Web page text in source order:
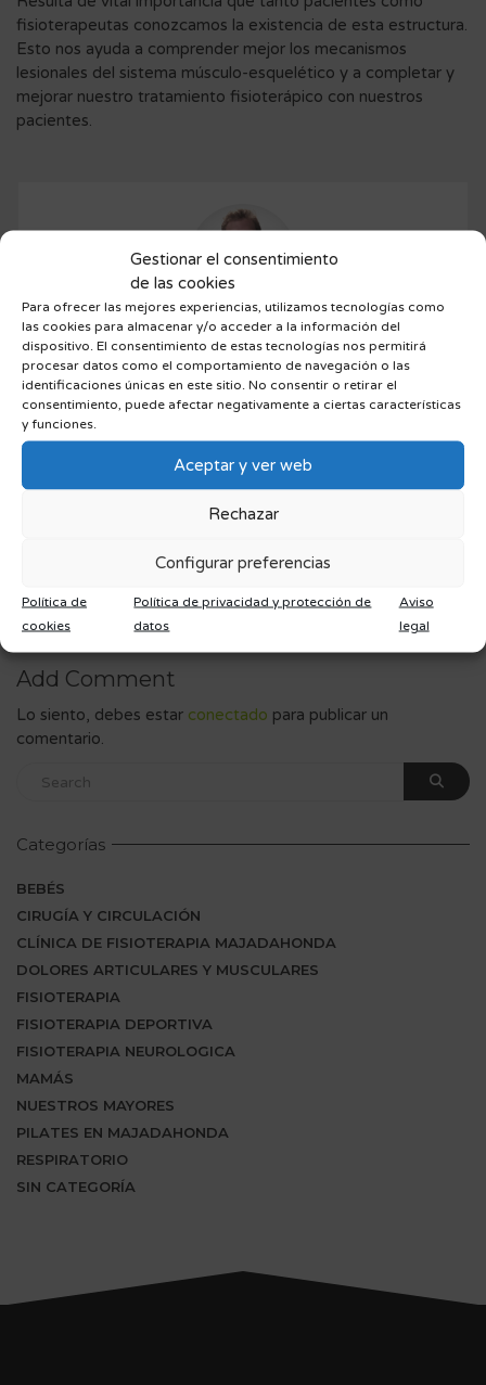
Gestionar el consentimiento
de las cookies
Para ofrecer las mejores experiencias, utilizamos tecnologías como
las cookies para almacenar y/o acceder a la información del
dispositivo. El consentimiento de estas tecnologías nos permitirá
procesar datos como el comportamiento de navegación o las
identificaciones únicas en este sitio. No consentir o retirar el
consentimiento, puede afectar negativamente a ciertas características
y funciones.
Aceptar y ver web
Rechazar
Configurar preferencias
Política de
cookies
Política de privacidad y protección de
datos
Aviso
legal
fisioterapeutas conozcamos la existencia de esta estructura.
Esto nos ayuda a comprender mejor los mecanismos
lesionales del sistema músculo-esquelético y a completar y
mejorar nuestro tratamiento fisioterápico con nuestros
pacientes.
Gonzalo de la Cruz Pérez
Colegiadonº 11885
Graduado en Ciencias de la Actividad Física y el Deporte,
graduado en Fisioterapia por la Universidad Camilo José
Cela
Add Comment
Lo siento, debes estar conectado para publicar un
comentario.
Categorías
BEBÉS
CIRUGÍA Y CIRCULACIÓN
CLÍNICA DE FISIOTERAPIA MAJADAHONDA
DOLORES ARTICULARES Y MUSCULARES
FISIOTERAPIA
FISIOTERAPIA DEPORTIVA
FISIOTERAPIA NEUROLOGICA
MAMÁS
NUESTROS MAYORES
PILATES EN MAJADAHONDA
RESPIRATORIO
SIN CATEGORÍA